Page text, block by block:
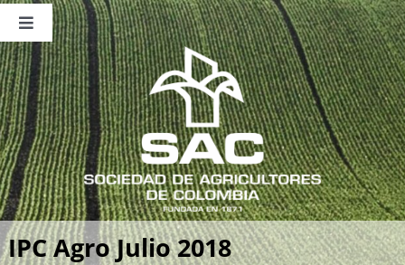
Saltar
contenido
Toggle
Navigation
Nosotros
Publicaciones
Sala de Prensa
Eventos
IPC Agro Julio 2018